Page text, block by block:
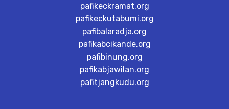
pafikeckramat.org
pafikeckutabumi.org
pafibalaradja.org
pafikabcikande.org
pafibinung.org
pafikabjawilan.org
pafitjangkudu.org